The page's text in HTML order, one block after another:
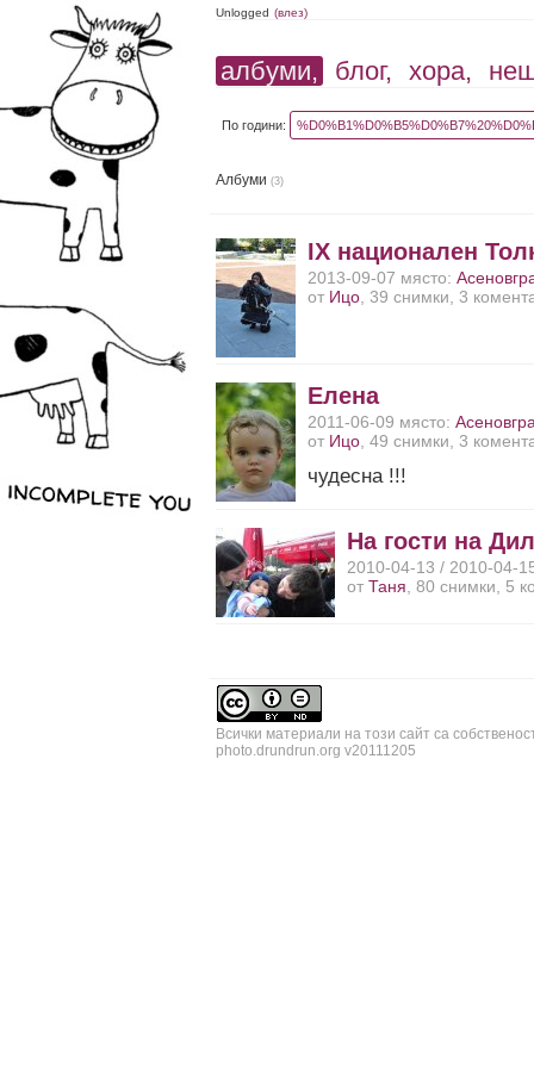
Unlogged (влез)
албуми, блог, хора,
По години:
Албуми(3)
IX национален
2013-09-07 място:
от Ицо , 39 снимки, 3
Елена
2011-06-09 място:
от Ицо , 49 снимки, 3
чудесна !!!
На гости на
2010-04-13 / 2010-04-
отТаня , 80 снимки, 5
Всички материали на този сайт са
photo.drundrun.org v20111205